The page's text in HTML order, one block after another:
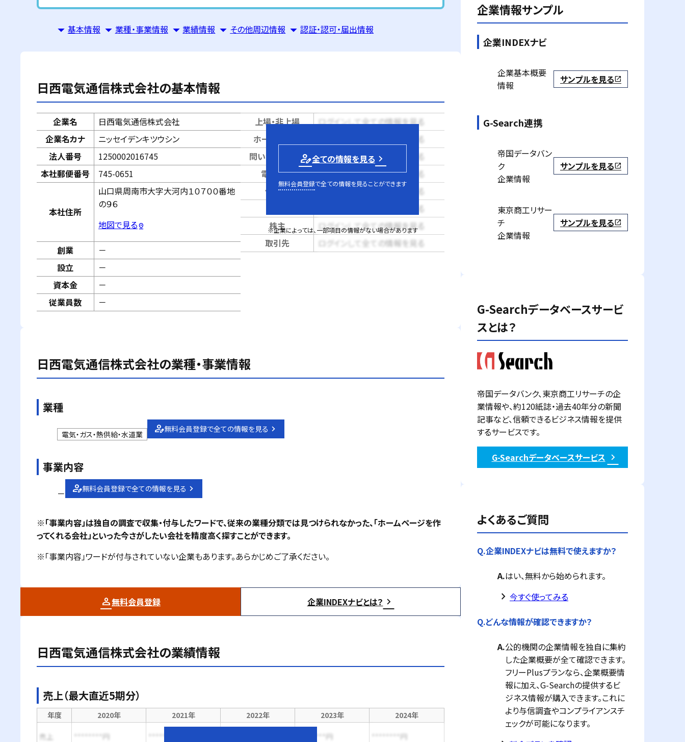
基本情報 業種・事業情報 業績情報 その他周辺情報 認証・認可・届出情報
日西電気通信株式会社の基本情報
企業名
日西電気通信株式会社
企業名カナ
ニッセイデンキツウシン
法人番号
1250002016745
本社郵便番号
745-0651
本社住所
山口県周南市大字大河内１０７００番地
の９６
地図で見るpin_drop
創業
－
設立
－
資本金
－
従業員数
－
上場・非上場
ログインして全ての情報を見る
ホームページ
ログインして全ての情報を見る
問い合せページ
ログインして全ての情報を見る
電話番号
ログインして全ての情報を見る
代表者
ログインして全ての情報を見る
ログインして全ての情報を見る
株主
ログインして全ての情報を見る
取引先
ログインして全ての情報を見る
person_edit全ての情報を見る
無料会員登録で全ての情報を見ることができます
※企業によっては、一部項目の情報がない場合があります
日西電気通信株式会社の業種・事業情報
業種
電気・ガス・熱供給・水道業
無料会員登録で全ての情報を見る
事業内容
－ 無料会員登録で全ての情報を見る
※「事業内容」は独自の調査で収集・付与したワードで、従来の業種分類では見つけられなかった、「ホームページを作
ってくれる会社」といった今さがしたい会社を精度高く探すことができます。
※「事業内容」ワードが付与されていない企業もあります。あらかじめご了承ください。
無料会員登録 企業INDEXナビとは？
日西電気通信株式会社の業績情報
売上（最大直近5期分）
年度 2020年 2021年 2022年 2023年 2024年
売上 ********円 ********円 ********円
企業情報サンプル
企業INDEXナビ
企業基本概要
情報
サンプルを見るopen_in_new
G-Search連携
帝国データバン
ク
企業情報
サンプルを見るopen_in_new
東京商工リサー
チ
企業情報
サンプルを見るopen_in_new
G-Searchデータベースサービ
スとは？
帝国データバンク、東京商工リサーチの企
業情報や、約120紙誌・過去40年分の新聞
記事など、信頼できるビジネス情報を提供
するサービスです。
G-Searchデータベースサービス
よくあるご質問
Q.企業INDEXナビは無料で使えますか？
A.はい、無料から始められます。
keyboard_arrow_right 今すぐ使ってみる
Q.どんな情報が確認できますか？
A.公的機関の企業情報を独自に集約
した企業概要が全て確認できます。
フリーPlusプランなら、企業概要情
報に加え、G-Searchの提供するビ
ジネス情報が購入できます。これに
より与信調査やコンプライアンスチ
ェックが可能になります。